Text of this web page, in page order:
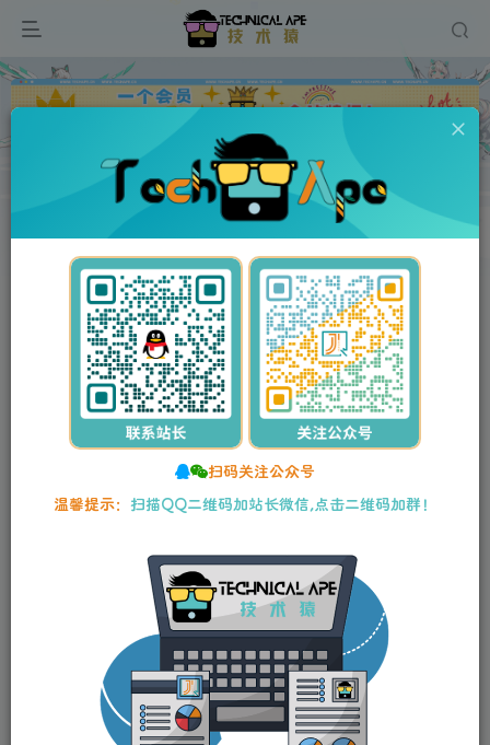
广告
每天60秒读懂世界 正文
01月22日，星期三, 每天60秒读懂全世界！
stalker
1年前发布
关注
0 19
扫码关注公众号
温馨提示： 扫描QQ二维码加站长微信,点击二维码加群！